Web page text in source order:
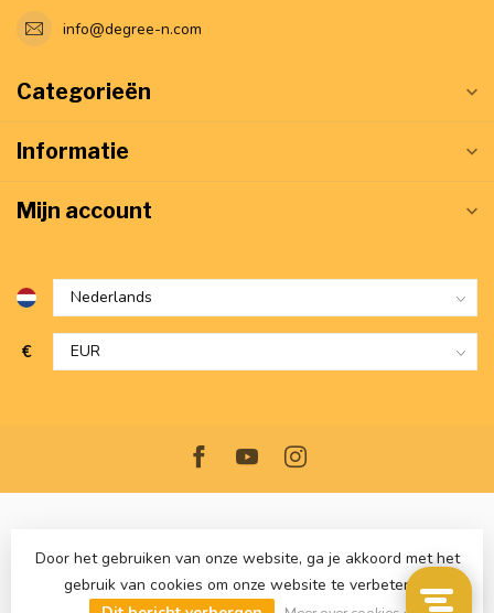
info@degree-n.com
Categorieën
Informatie
Mijn account
€
© Copyright 2026 VerwarmdWonen.nl- Powered byLightspeed-
Door het gebruiken van onze website, ga je akkoord met het
gebruik van cookies om onze website te verbeteren.